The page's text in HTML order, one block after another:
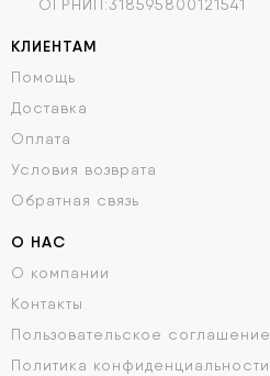
ОГРНИП:318595800121541
КЛИЕНТАМ
Помощь
Доставка
Оплата
Условия возврата
Обратная связь
О НАС
О компании
Контакты
Пользовательское соглашение
Политика конфиденциальности